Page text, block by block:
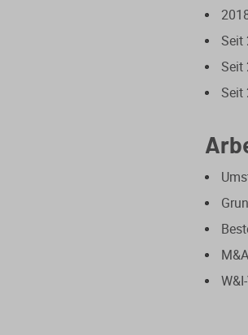
Seit
Seit
Seit
M&A